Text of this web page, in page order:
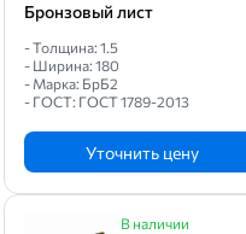
Бронзовый лист
- Толщина: 1.5
- Ширина: 180
- Марка: БрБ2
- ГОСТ: ГОСТ 1789-2013
Уточнить цену
В наличии